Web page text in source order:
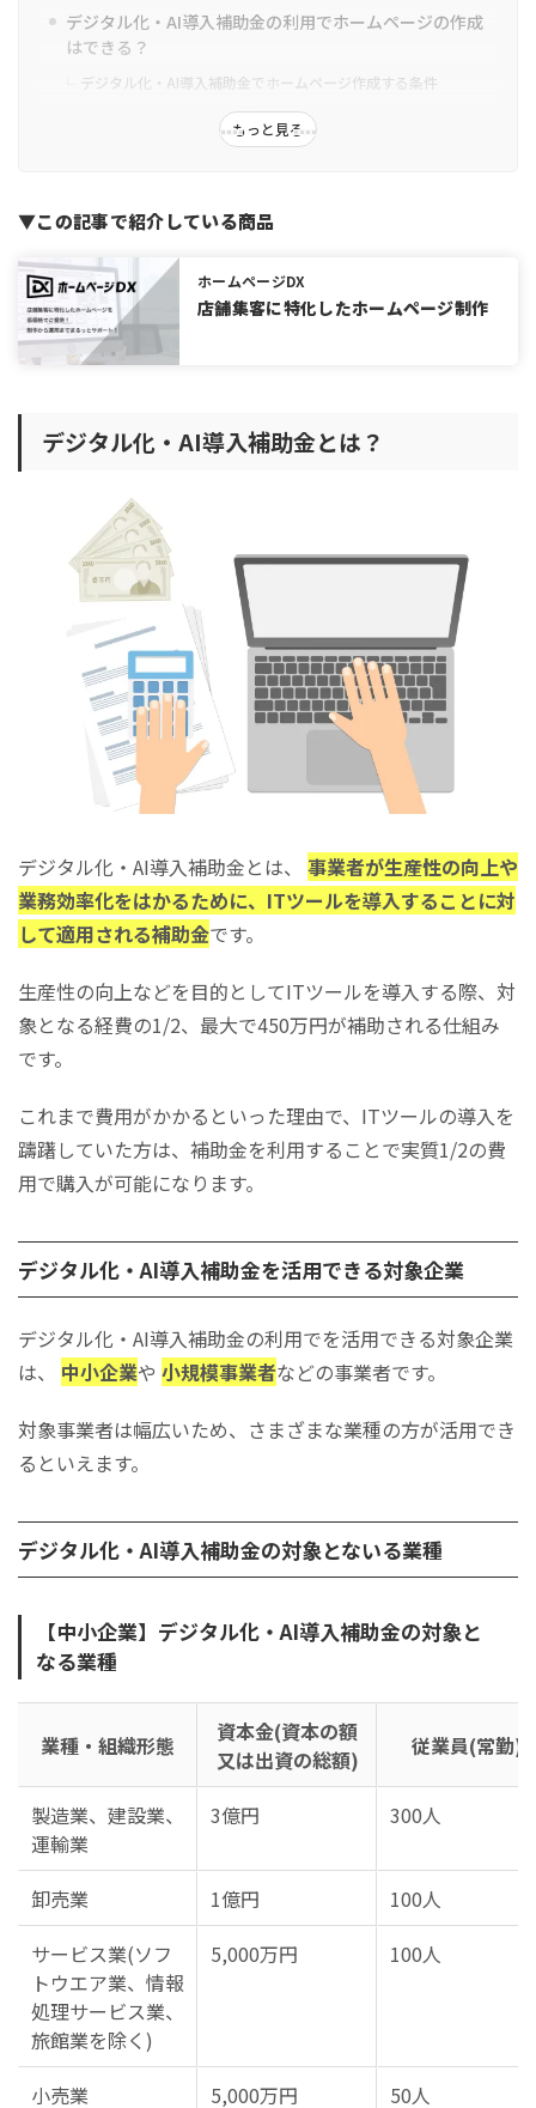
もっと見る
デジタル化・AI導入補助金の利用でホームページの作成
はできる？
デジタル化・AI導入補助金でホームページ作成する条件
対象になるホームページと対象外のホームページの違い
デジタル化・AI導入補助金の導入申請から交付までの流
ホームページ作成でデジタル化・AI導入補助金の利用でを申請す
る前に準備しておくこと
ホームページ作成でのデジタル化・AI導入補助金の申請方法
デジタル化・AI導入補助金でホームページ作成する際の
注意点
ホームページ作成だけでは補助金の対象に含まれない
申請できるのはIT導入支援事業者のみ
ホームページ作成ができるその他の補助金・助成金
小規模事業者持続化補助金
事業再構築補助金
ものづくり補助金
地方自治体のホームページ作成費用補助金
東京都のホームページ補助金
愛知県のホームページ補助金
大阪府のホームページ補助金
ホームページ作成にかかる費用相場
▼この記事で紹介している商品
ホームページDX
店舗集客に特化したホームページ制作
デジタル化・AI導入補助金とは？
デジタル化・AI導入補助金とは、 事業者が生産性の向上や
業務効率化をはかるために、ITツールを導入することに対
して適用される補助金です。
生産性の向上などを目的としてITツールを導入する際、対
象となる経費の1/2、最大で450万円が補助される仕組み
です。
これまで費用がかかるといった理由で、ITツールの導入を
躊躇していた方は、補助金を利用することで実質1/2の費
用で購入が可能になります。
デジタル化・AI導入補助金を活用できる対象企業
デジタル化・AI導入補助金の利用でを活用できる対象企業
は、 中小企業や 小規模事業者などの事業者です。
対象事業者は幅広いため、さまざまな業種の方が活用でき
るといえます。
デジタル化・AI導入補助金の対象とないる業種
【中小企業】デジタル化・AI導入補助金の対象と
なる業種
業種・組織形態
資本金(資本の額
又は出資の総額)
従業員(常勤)
製造業、建設業、
運輸業
3億円 300人
卸売業 1億円
100人
サービス業(ソフ
トウエア業、情報
処理サービス業、
旅館業を除く)
5,000万円 100人
小売業 5,000万円 50人